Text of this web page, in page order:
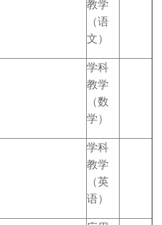
教学
（语
文）
学科
教学
（数
学）
学科
教学
（英
语）